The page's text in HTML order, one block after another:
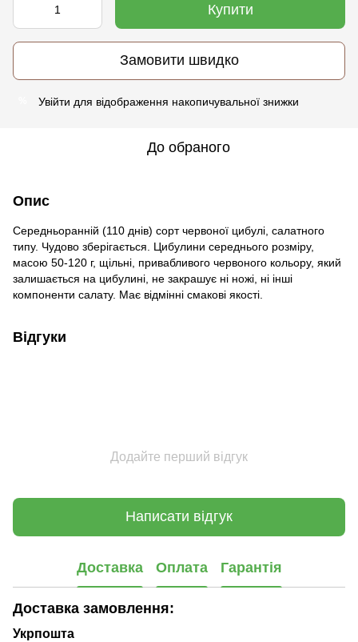
Купити
Замовити швидко
Увійти для відображення накопичувальної знижки
До обраного
Опис
Середньоранній (110 днів) сорт червоної цибулі, салатного
типу. Чудово зберігається. Цибулини середнього розміру,
масою 50-120 г, щільні, привабливого червоного кольору, який
залишається на цибулині, не закрашує ні ножі, ні інші
компоненти салату. Має відмінні смакові якості.
Відгуки
Додайте перший відгук
Написати відгук
Доставка Оплата Гарантія
Доставка замовлення:
Укрпошта